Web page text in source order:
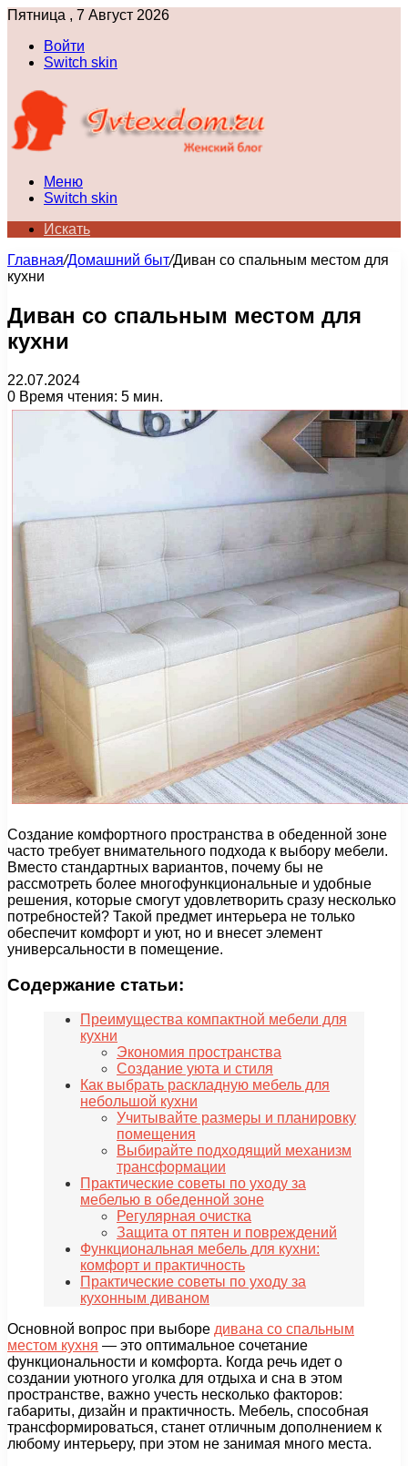
Пятница , 7 Август 2026
Войти
Switch skin
Меню
Switch skin
Искать
Главная/Домашний быт/Диван со спальным местом для
кухни
Диван со спальным местом для
кухни
22.07.2024
0 Время чтения: 5 мин.
Создание комфортного пространства в обеденной зоне
часто требует внимательного подхода к выбору мебели.
Вместо стандартных вариантов, почему бы не
рассмотреть более многофункциональные и удобные
решения, которые смогут удовлетворить сразу несколько
потребностей? Такой предмет интерьера не только
обеспечит комфорт и уют, но и внесет элемент
универсальности в помещение.
Содержание статьи:
Преимущества компактной мебели для
кухни
Экономия пространства
Создание уюта и стиля
Как выбрать раскладную мебель для
небольшой кухни
Учитывайте размеры и планировку
помещения
Выбирайте подходящий механизм
трансформации
Практические советы по уходу за
мебелью в обеденной зоне
Регулярная очистка
Защита от пятен и повреждений
Функциональная мебель для кухни:
комфорт и практичность
Практические советы по уходу за
кухонным диваном
Основной вопрос при выборе дивана со спальным
местом кухня — это оптимальное сочетание
функциональности и комфорта. Когда речь идет о
создании уютного уголка для отдыха и сна в этом
пространстве, важно учесть несколько факторов:
габариты, дизайн и практичность. Мебель, способная
трансформироваться, станет отличным дополнением к
любому интерьеру, при этом не занимая много места.